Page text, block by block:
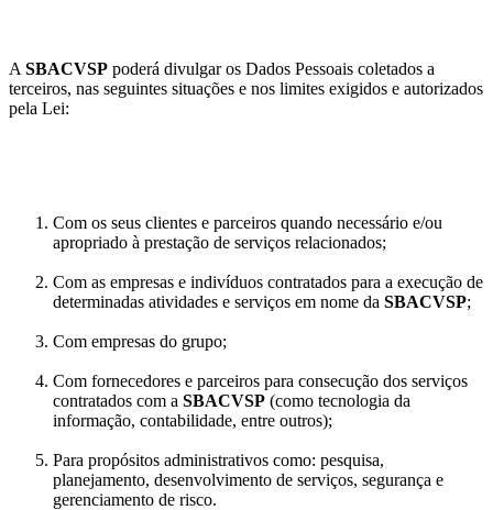
A SBACVSP poderá divulgar os Dados Pessoais coletados a
terceiros, nas seguintes situações e nos limites exigidos e autorizados
pela Lei:
Com os seus clientes e parceiros quando necessário e/ou
apropriado à prestação de serviços relacionados;
Com as empresas e indivíduos contratados para a execução de
determinadas atividades e serviços em nome da SBACVSP;
Com empresas do grupo;
Com fornecedores e parceiros para consecução dos serviços
contratados com a SBACVSP (como tecnologia da
informação, contabilidade, entre outros);
Para propósitos administrativos como: pesquisa,
planejamento, desenvolvimento de serviços, segurança e
gerenciamento de risco.